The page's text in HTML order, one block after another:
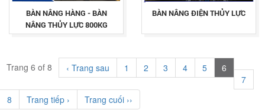
BÀN NÂNG HÀNG - BÀN
NÂNG THỦY LỰC 800KG
BÀN NÂNG ĐIỆN THỦY LỰC
Trang 6 of 8 ‹ Trang sau 1 2 3 4 5
6
7
8
Trang tiếp › Trang cuối ››